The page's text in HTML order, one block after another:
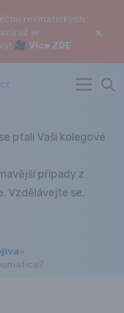
revmatických
už je
🎥 Více ZDE
×
ptali Vaši kolegové
případy z
Vzdělávejte se.
»